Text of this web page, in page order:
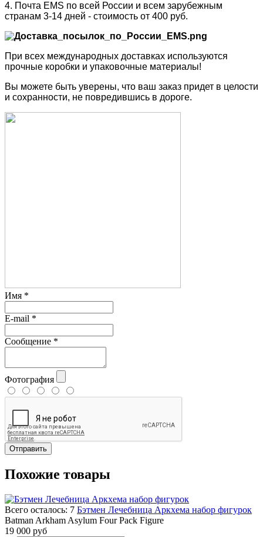
4. Почта EMS по всей России и всем зарубежным
странам 3-14 дней - стоимость от 400 руб.
При всех международных доставках используются
прочные коробки и упаковочные материалы!
Вы можете быть уверены, что ваш заказ придет в целости
и сохранности, не повредившись в дороге.
Имя *
E-mail *
Сообщение *
Фотография
Отправить
Похожие товары
Всего осталось: 7 Бэтмен Лечебница Аркхема набор фигурок
Batman Arkham Asylum Four Pack Figure
19 000 руб